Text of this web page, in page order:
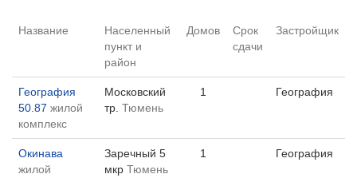
Название
Населенный
пункт и
район
Домов
Срок
сдачи
Застройщик
География
50.87 жилой
комплекс
Московский
тр. Тюмень
1 География
Окинава
жилой
Заречный 5
мкр Тюмень
1 География